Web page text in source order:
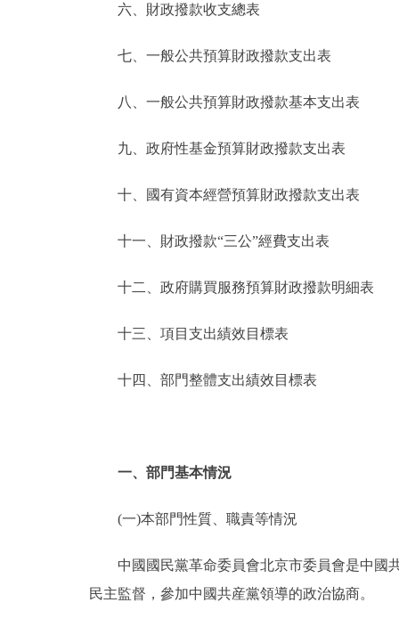
ENGLISH
六、財政撥款收支總表
七、一般公共預算財政撥款支出表
八、一般公共預算財政撥款基本支出表
九、政府性基金預算財政撥款支出表
十、國有資本經營預算財政撥款支出表
十一、財政撥款“三公”經費支出表
十二、政府購買服務預算財政撥款明細表
十三、項目支出績效目標表
十四、部門整體支出績效目標表
一、部門基本情況
(一)本部門性質、職責等情況
中國國民黨革命委員會北京市委員會是中國共
民主監督，參加中國共産黨領導的政治協商。